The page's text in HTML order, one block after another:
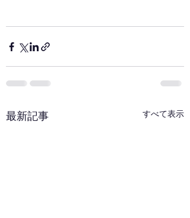
最新記事 すべて表示